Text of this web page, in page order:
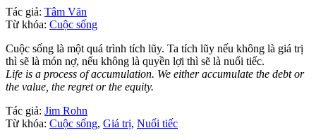
Tác giả: Tâm Văn
Từ khóa: Cuộc sống
Cuộc sống là một quá trình tích lũy. Ta tích lũy nếu không là giá trị
thì sẽ là món nợ, nếu không là quyền lợi thì sẽ là nuối tiếc.
Life is a process of accumulation. We either accumulate the debt or
the value, the regret or the equity.
Tác giả: Jim Rohn
Từ khóa: Cuộc sống, Giá trị, Nuối tiếc